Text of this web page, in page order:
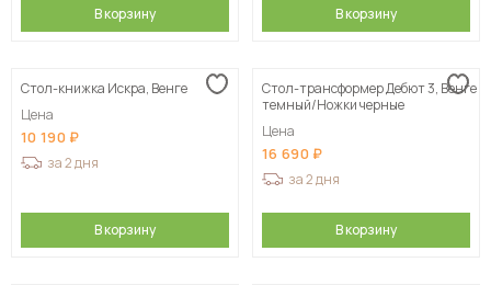
В корзину В корзину
Стол-книжка Искра, Венге
Цена
10 190
за 2 дня
В корзину
Стол-трансформер Дебют 3, Венге
темный/Ножки черные
Цена
16 690
за 2 дня
В корзину